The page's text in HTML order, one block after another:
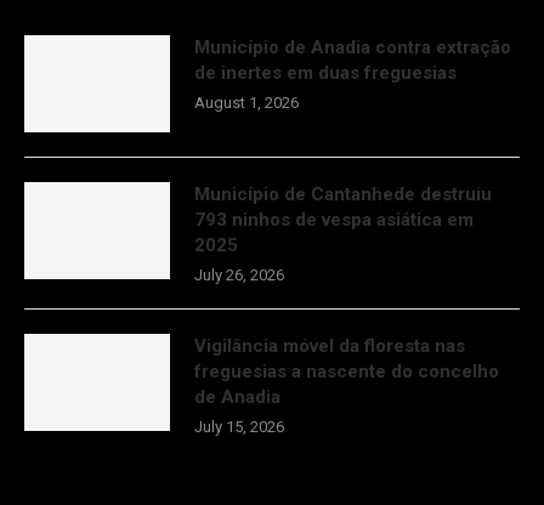
Município de Anadia contra extração
de inertes em duas freguesias
August 1, 2026
Município de Cantanhede destruiu
793 ninhos de vespa asiática em
2025
July 26, 2026
Vigilância móvel da floresta nas
freguesias a nascente do concelho
de Anadia
July 15, 2026